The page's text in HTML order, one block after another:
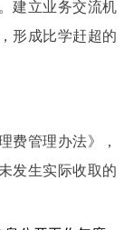
建立业务交流机
形成比学赶超的
管理办法》，
发生实际收取的